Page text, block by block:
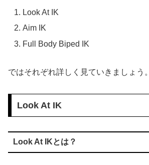
Look At IK
Aim IK
Full Body Biped IK
ではそれぞれ詳しく見ていきましょう。
Look At IK
Look At IKとは？